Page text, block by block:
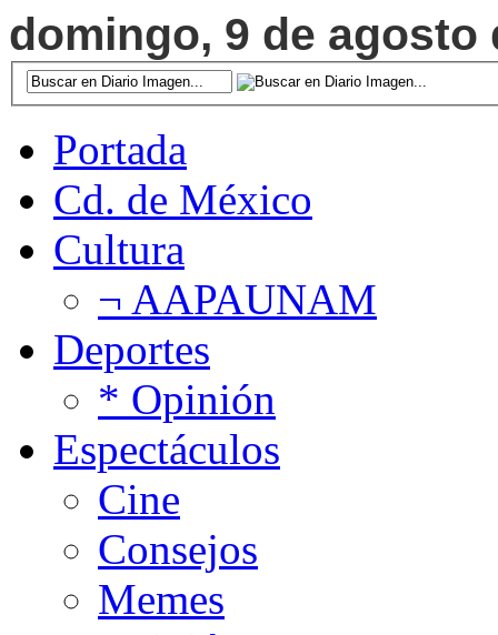
domingo, 9 de agosto
Portada
Cd. de México
Cultura
¬ AAPAUNAM
Deportes
* Opinión
Espectáculos
Cine
Consejos
Memes